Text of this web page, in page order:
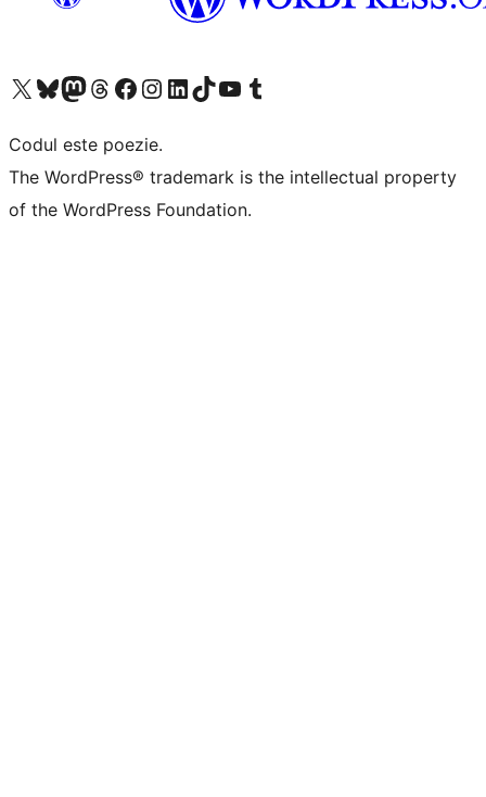
Mergi la contul nostru X (fost Twitter)
Vizitează contul nostru Bluesky
Vizitează contul nostru Mastodon
Vizitează contul nostru Threads
Vizitează pagina noastră Facebook
Vizitează-ne pe Instagram
Vizitează-ne pe LinkedIn
Vizitează contul nostru TikTok
Vizitează canalul nostru YouTube
Vizitează contul nostru Tumblr
Codul este poezie.
The WordPress® trademark is the intellectual property
of the WordPress Foundation.